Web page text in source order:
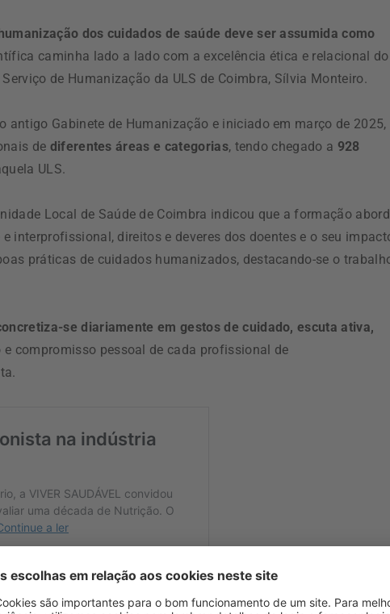
dos cuidados de saúde deve ser assumida como
caminha lado a lado com a excelência ética e relacional do
de Humanização da ULS de Coimbra, Sílvia Monteiro.
antigo Gabinete de Humanização e iniciado em março de 2025,
de diferentes áreas e categorias, tendo chegado a 928
ULS.
Local de Saúde de Coimbra indicou que a formação
interprofissional, direitos e deveres dos doentes e o seu
práticas de cuidados humanizados, destacando-se o
se diariamente em gestos de cuidado, escuta ativa,
e compromisso pessoal de cada profissional de